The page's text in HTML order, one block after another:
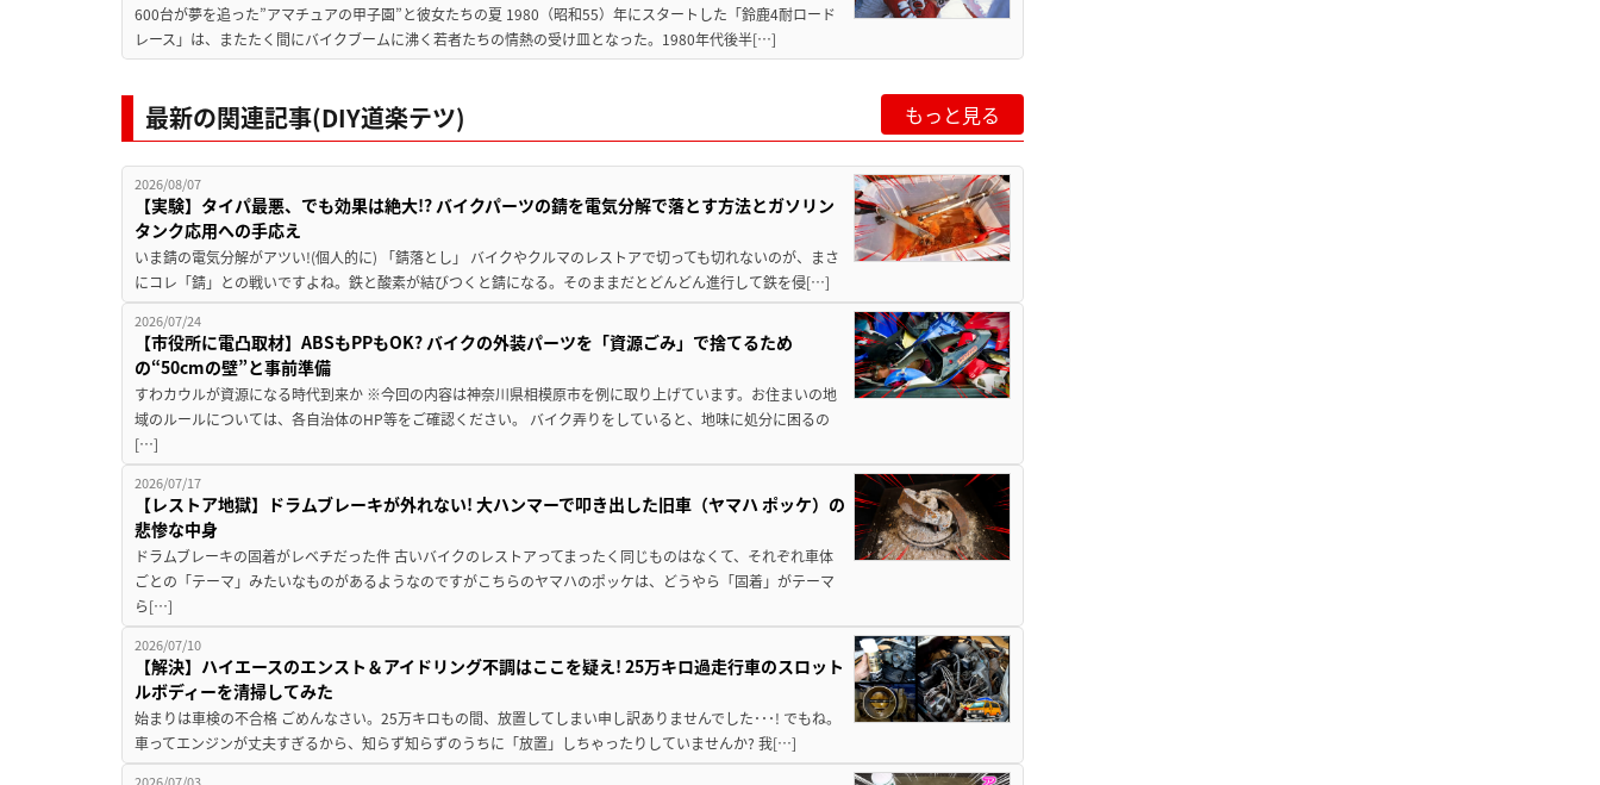
600台が夢を追った”アマチュアの甲子園”と彼女たちの夏 1980（昭和55）年にスタートした「鈴鹿4耐ロード
レース」は、またたく間にバイクブームに沸く若者たちの情熱の受け皿となった。1980年代後半[…]
最新の関連記事(DIY道楽テツ) もっと見る
2026/08/07
【実験】タイパ最悪、でも効果は絶大!? バイクパーツの錆を電気分解で落とす方法とガソリン
タンク応用への手応え
いま錆の電気分解がアツい!(個人的に) 「錆落とし」 バイクやクルマのレストアで切っても切れないのが、まさ
にコレ「錆」との戦いですよね。鉄と酸素が結びつくと錆になる。そのままだとどんどん進行して鉄を侵[…]
2026/07/24
【市役所に電凸取材】ABSもPPもOK? バイクの外装パーツを「資源ごみ」で捨てるため
の“50cmの壁”と事前準備
すわカウルが資源になる時代到来か ※今回の内容は神奈川県相模原市を例に取り上げています。お住まいの地
域のルールについては、各自治体のHP等をご確認ください。 バイク弄りをしていると、地味に処分に困るの
[…]
2026/07/17
【レストア地獄】ドラムブレーキが外れない! 大ハンマーで叩き出した旧車（ヤマハ ポッケ）の
悲惨な中身
ドラムブレーキの固着がレベチだった件 古いバイクのレストアってまったく同じものはなくて、それぞれ車体
ごとの「テーマ」みたいなものがあるようなのですがこちらのヤマハのポッケは、どうやら「固着」がテーマ
ら[…]
2026/07/10
【解決】ハイエースのエンスト＆アイドリング不調はここを疑え! 25万キロ過走行車のスロット
ルボディーを清掃してみた
始まりは車検の不合格 ごめんなさい。25万キロもの間、放置してしまい申し訳ありませんでした･･･! でもね。
車ってエンジンが丈夫すぎるから、知らず知らずのうちに「放置」しちゃったりしていませんか? 我[…]
2026/07/03